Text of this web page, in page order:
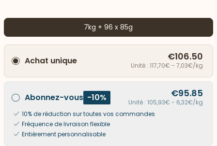
vers le bas
7kg + 96 x 85g
Achat unique €106.50
Unité : 117,70€ - 7,03€/kg
Abonnez-vous -10% €95.85
Unité : 105,93€ - 6,32€/kg
10% de réduction sur toutes vos commandes
Fréquence de livraison flexible
Entièrement personnalisable